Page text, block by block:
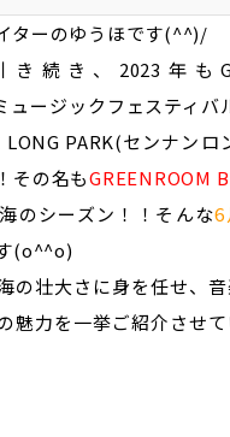
長崎エリア
大分エリア
ら探す
地域を代表す
行政連携記事
ターのゆうほです(^^)/
続き、2023年も
ュージックフェスティバ
PARK(センナンロ
その名もGREENROOM
のシーズン！！そんな6
(o^^o)
の壮大さに身を任せ、
魅力を一挙ご紹介させ